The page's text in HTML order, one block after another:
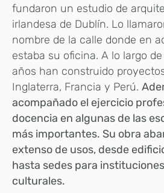
fundaron un estudio de
irlandesa de Dublín. Lo
nombre de la calle donde en
estaba su oficina. A lo largo
años han construido
Inglaterra, Francia y Perú.
acompañado el ejercicio
docencia en algunas de las
más importantes. Su obra
extenso de usos, desde
hasta sedes para
culturales.